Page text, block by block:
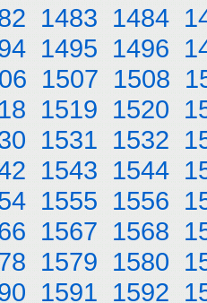
1483 1484
1495 1496
1507 1508
1519 1520
1531 1532
1543 1544
1555 1556
1567 1568
1579 1580
1591 1592